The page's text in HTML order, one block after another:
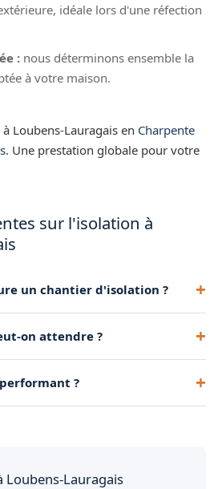
idéale lors d'une réfection
: nous déterminons ensemble la
à votre maison.
Loubens-Lauragais en Charpente
. Une prestation globale pour votre
sur l'isolation à
un chantier d'isolation ?
pour des rampants ou du
on attendre ?
de chauffage.
?
Loubens-Lauragais